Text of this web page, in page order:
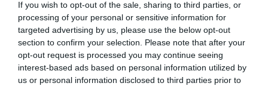
If you wish to opt-out of the sale, sharing to third parties, or
processing of your personal or sensitive information for
targeted advertising by us, please use the below opt-out
section to confirm your selection. Please note that after your
opt-out request is processed you may continue seeing
interest-based ads based on personal information utilized by
us or personal information disclosed to third parties prior to
fără curent și trafic infernal
Corpul a fost aruncat în mare
Băiatul, potrivit anchetei, era încă în viață duminică